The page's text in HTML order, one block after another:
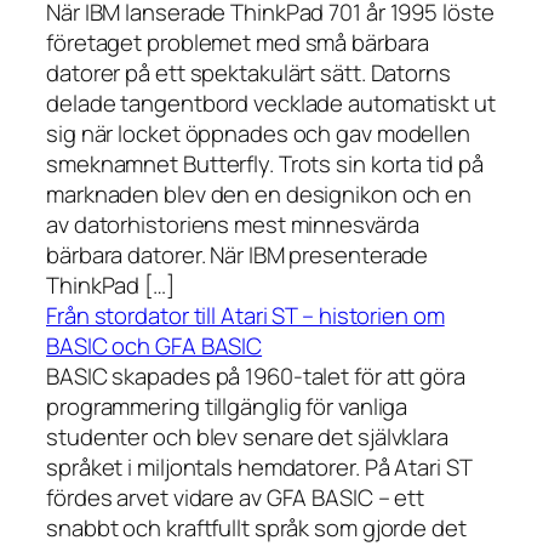
När IBM lanserade ThinkPad 701 år 1995 löste
företaget problemet med små bärbara
datorer på ett spektakulärt sätt. Datorns
delade tangentbord vecklade automatiskt ut
sig när locket öppnades och gav modellen
smeknamnet Butterfly. Trots sin korta tid på
marknaden blev den en designikon och en
av datorhistoriens mest minnesvärda
bärbara datorer. När IBM presenterade
ThinkPad […]
Från stordator till Atari ST – historien om
BASIC och GFA BASIC
BASIC skapades på 1960-talet för att göra
programmering tillgänglig för vanliga
studenter och blev senare det självklara
språket i miljontals hemdatorer. På Atari ST
fördes arvet vidare av GFA BASIC – ett
snabbt och kraftfullt språk som gjorde det